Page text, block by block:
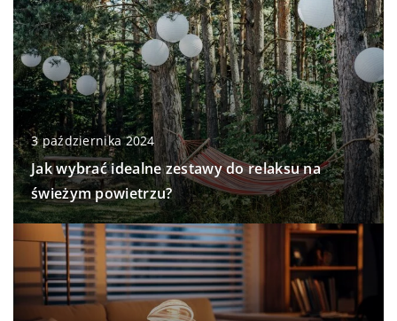
3 października 2024
Jak wybrać idealne zestawy do relaksu na
świeżym powietrzu?